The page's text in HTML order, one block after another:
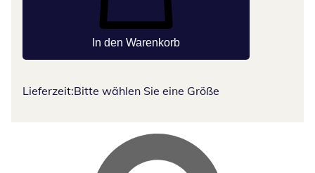
In den Warenkorb
Lieferzeit:Bitte wählen Sie eine Größe